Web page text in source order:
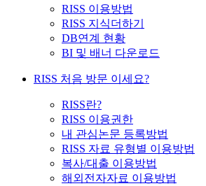
RISS 이용방법
RISS 지식더하기
DB연계 현황
BI 및 배너 다운로드
RISS 처음 방문 이세요?
RISS란?
RISS 이용권한
내 관심논문 등록방법
RISS 자료 유형별 이용방법
복사/대출 이용방법
해외전자자료 이용방법